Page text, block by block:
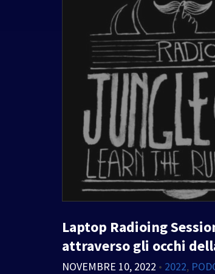
Laptop Radioing
attraverso gli occhi
NOVEMBRE 10, 2022 • 2022,